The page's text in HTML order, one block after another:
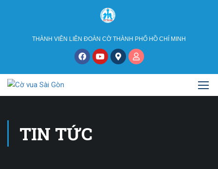
THÀNH VIÊN LIÊN ĐOÀN CỜ THÀNH PHỐ HỒ CHÍ MINH
TIN TỨC